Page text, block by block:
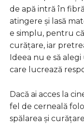
de apă intră în
atingere și lasă
e simplu, pentru
curățare, iar
Ideea nu e să
care lucrează
Dacă ai acces la
fel de cerneală
spălarea și